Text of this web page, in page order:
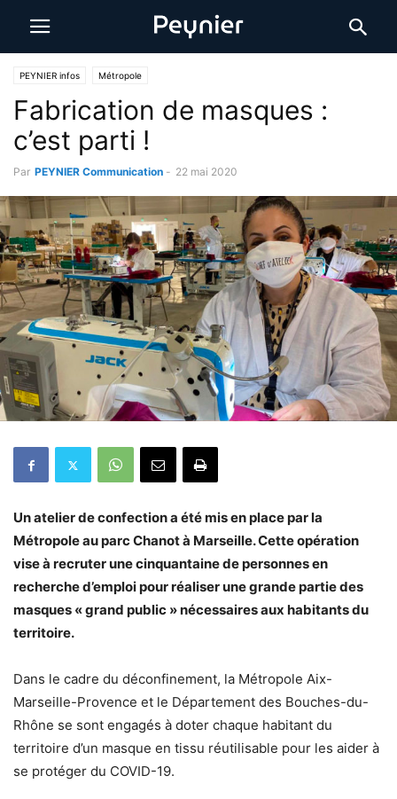
PEYNIER infos Métropole
Fabrication de masques :
c’est parti !
Par PEYNIER Communication - 22 mai 2020
Un atelier de confection a été mis en place par la
Métropole au parc Chanot à Marseille. Cette opération
vise à recruter une cinquantaine de personnes en
recherche d’emploi pour réaliser une grande partie des
masques « grand public » nécessaires aux habitants du
territoire.
Dans le cadre du déconfinement, la Métropole Aix-
Marseille-Provence et le Département des Bouches-du-
Rhône se sont engagés à doter chaque habitant du
territoire d’un masque en tissu réutilisable pour les aider à
se protéger du COVID-19.